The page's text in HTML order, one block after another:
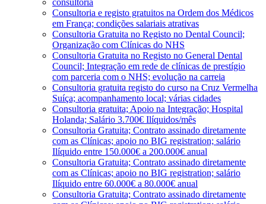
Consultoria e registo gratuitos na Ordem dos Médicos
em França; condições salariais atrativas
Consultoria Gratuita no Registo no Dental Council;
Organização com Clínicas do NHS
Consultoria Gratuita no Registo no General Dental
Council; Integração em rede de clínicas de prestígio
com parceria com o NHS; evolução na carreia
Consultoria gratuita registo do curso na Cruz Vermelha
Suíça; acompanhamento local; várias cidades
Consultoria gratuita; Apoio na Integração; Hospital
Holanda; Salário 3.700€ Ilíquidos/mês
Consultoria Gratuita; Contrato assinado diretamente
com as Clínicas; apoio no BIG registration; salário
Ilíquido entre 150.000€ a 200.000€ anual
Consultoria Gratuita; Contrato assinado diretamente
com as Clínicas; apoio no BIG registration; salário
Ilíquido entre 60.000€ a 80.000€ anual
Consultoria Gratuita; Contrato assinado diretamente